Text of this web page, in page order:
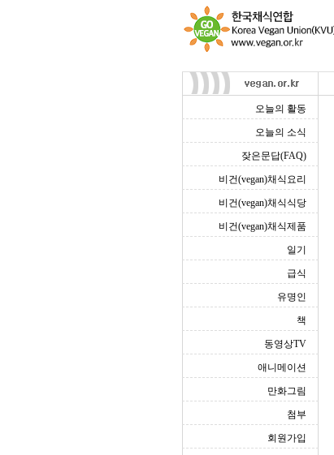
오늘의 활동
오늘의 소식
잦은문답(FAQ)
비건(vegan)채식요리
비건(vegan)채식식당
비건(vegan)채식제품
일기
급식
유명인
책
동영상TV
애니메이션
만화그림
첨부
회원가입